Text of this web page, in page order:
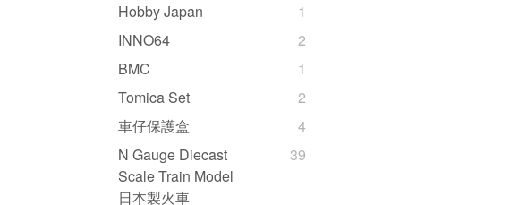
Hobby Japan
1
INNO64
2
BMC
1
Tomica Set
2
車仔保護盒
4
N Gauge Diecast
Scale Train Model
日本製火車
39